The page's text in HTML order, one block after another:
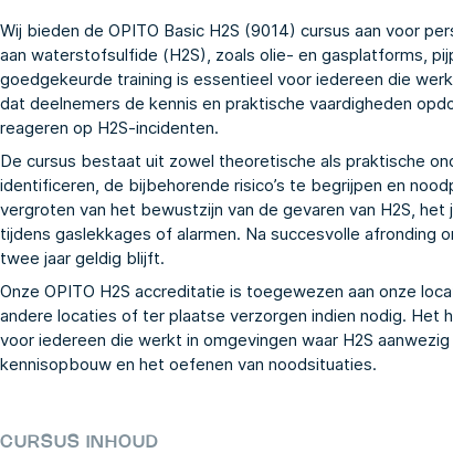
Wij bieden de OPITO Basic H2S (9014) cursus aan voor
aan waterstofsulfide (H2S), zoals olie- en gasplatforms,
goedgekeurde training is essentieel voor iedereen die
dat deelnemers de kennis en praktische vaardigheden
reageren op H2S-incidenten.
De cursus bestaat uit zowel theoretische als praktische
identificeren, de bijbehorende risico’s te begrijpen en
vergroten van het bewustzijn van de gevaren van H2S,
tijdens gaslekkages of alarmen. Na succesvolle afronding
twee jaar geldig blijft.
Onze OPITO H2S accreditatie is toegewezen aan onze
andere locaties of ter plaatse verzorgen indien nodig. Het
voor iedereen die werkt in omgevingen waar H2S
kennisopbouw en het oefenen van noodsituaties.
CURSUS INHOUD